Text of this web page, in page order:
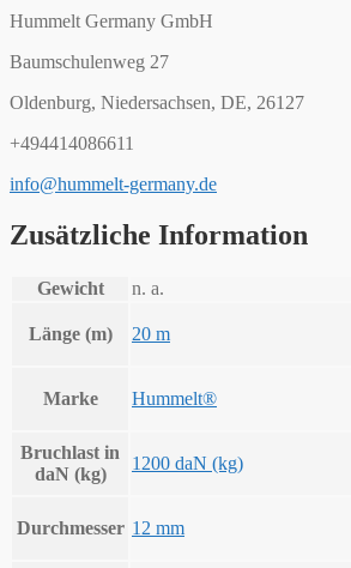
Hummelt Germany GmbH
Baumschulenweg 27
Oldenburg, Niedersachsen, DE, 26127
+494414086611
info@hummelt-germany.de
Zusätzliche Information
Gewicht n. a.
Länge (m) 20 m
Marke Hummelt®
Bruchlast in
daN (kg)
1200 daN (kg)
Durchmesser 12 mm